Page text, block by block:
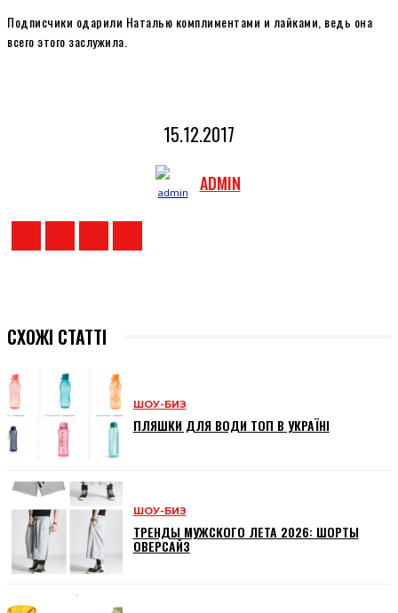
Подписчики одарили Наталью комплиментами и лайками, ведь она
всего этого заслужила.
15.12.2017
ADMIN
СХОЖІ СТАТТІ
ШОУ-БИЗ
ПЛЯШКИ ДЛЯ ВОДИ ТОП В УКРАЇНІ
ШОУ-БИЗ
ТРЕНДЫ МУЖСКОГО ЛЕТА 2026: ШОРТЫ
ОВЕРСАЙЗ